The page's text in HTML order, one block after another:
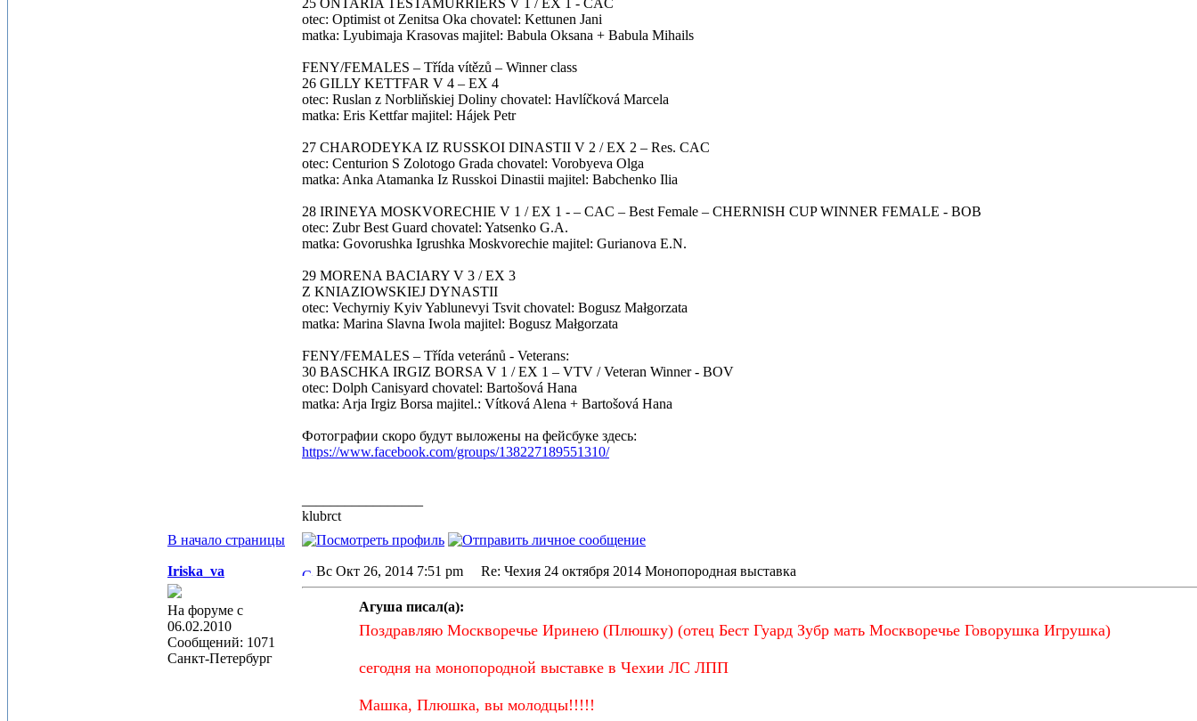
25 ONTARIA TESTAMURRIERS V 1 / EX 1 - CAC
otec: Optimist ot Zenitsa Oka chovatel: Kettunen Jani
matka: Lyubimaja Krasovas majitel: Babula Oksana + Babula Mihails
FENY/FEMALES – Třída vítězů – Winner class
26 GILLY KETTFAR V 4 – EX 4
otec: Ruslan z Norbliňskiej Doliny chovatel: Havlíčková Marcela
matka: Eris Kettfar majitel: Hájek Petr
27 CHARODEYKA IZ RUSSKOI DINASTII V 2 / EX 2 – Res. CAC
otec: Centurion S Zolotogo Grada chovatel: Vorobyeva Olga
matka: Anka Atamanka Iz Russkoi Dinastii majitel: Babchenko Ilia
28 IRINEYA MOSKVORECHIE V 1 / EX 1 - – CAC – Best Female – CHERNISH CUP WINNER FEMALE - BOB
otec: Zubr Best Guard chovatel: Yatsenko G.A.
matka: Govorushka Igrushka Moskvorechie majitel: Gurianova E.N.
29 MORENA BACIARY V 3 / EX 3
Z KNIAZIOWSKIEJ DYNASTII
otec: Vechyrniy Kyiv Yablunevyi Tsvit chovatel: Bogusz Małgorzata
matka: Marina Slavna Iwola majitel: Bogusz Małgorzata
FENY/FEMALES – Třída veteránů - Veterans:
30 BASCHKA IRGIZ BORSA V 1 / EX 1 – VTV / Veteran Winner - BOV
otec: Dolph Canisyard chovatel: Bartošová Hana
matka: Arja Irgiz Borsa majitel.: Vítková Alena + Bartošová Hana
Фотографии скоро будут выложены на фейсбуке здесь:
https://www.facebook.com/groups/138227189551310/
klubrct
В начало страницы
Iriska_va
На форуме с
06.02.2010
Сообщений: 1071
Санкт-Петербург
Вс Окт 26, 2014 7:51 pm Re: Чехия 24 октября 2014 Монопородная выставка
Агуша писал(а):
Поздравляю Москворечье Иринею (Плюшку) (отец Бест Гуард Зубр мать Москворечье Говорушка Игрушка)
сегодня на монопородной выставке в Чехии ЛС ЛПП
Машка, Плюшка, вы молодцы!!!!!